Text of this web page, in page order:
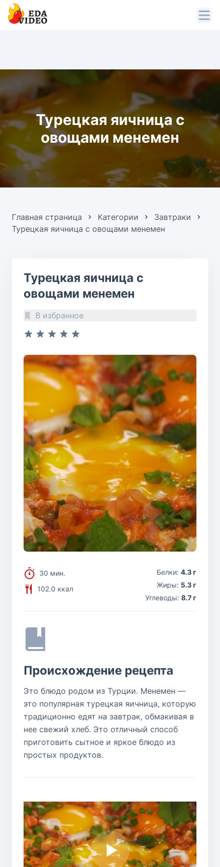
Турецкая яичница с
овощами менемен
Главная страница Категории
Завтраки
Турецкая яичница с овощами менемен
Турецкая яичница с
овощами менемен
В избранное
30 мин.
102.0 ккал
Белки: 4.3 г
Жиры: 5.3 г
Углеводы: 8.7 г
Происхождение рецепта
Это блюдо родом из Турции. Менемен —
это популярная турецкая яичница, которую
традиционно едят на завтрак, обмакивая в
нее свежий хлеб. Это отличный способ
приготовить сытное и яркое блюдо из
простых продуктов.